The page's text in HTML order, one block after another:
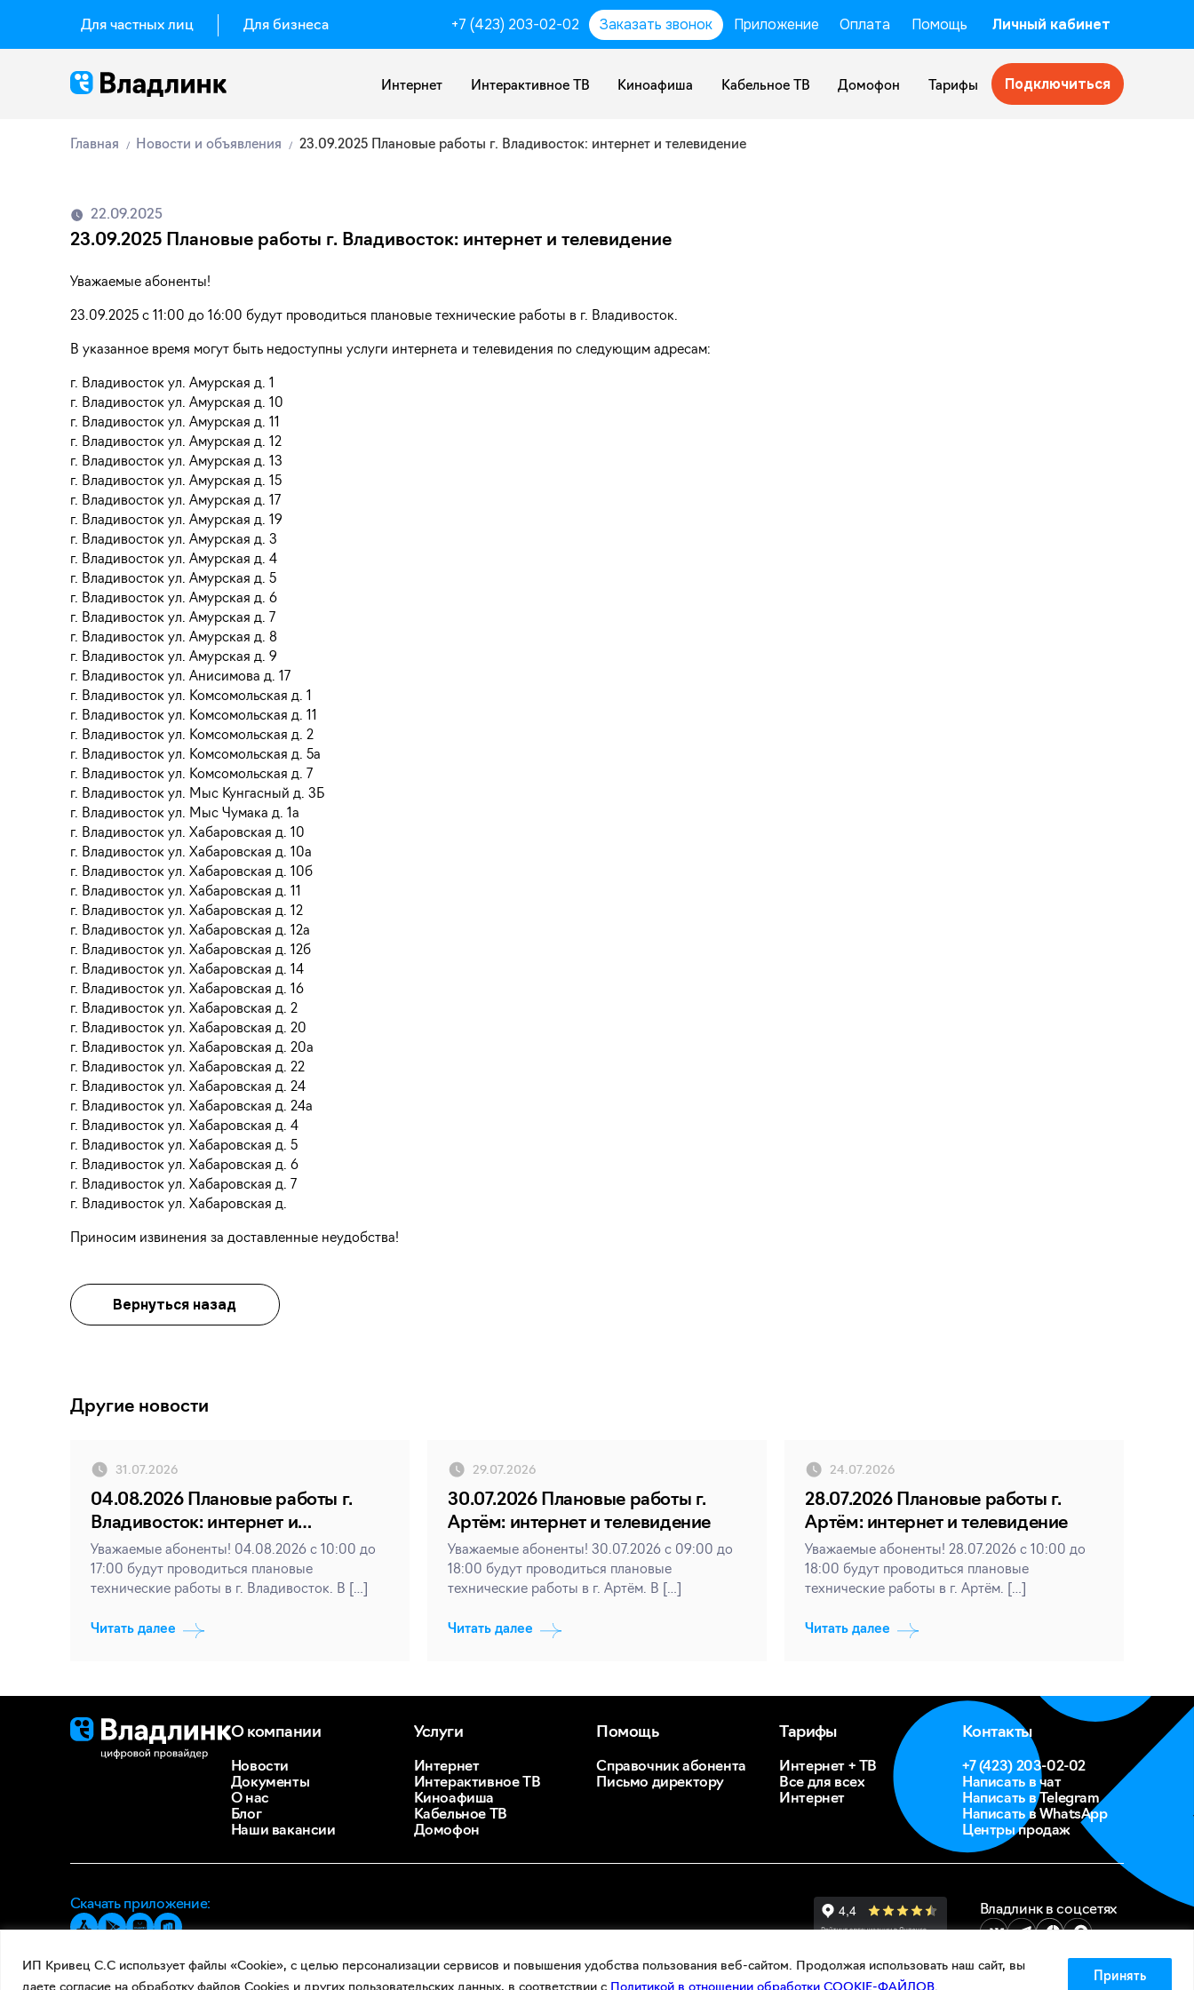
ИП Кривец С.С использует файлы «Cookie», с целью персонализации сервисов и повышения удобства пользования веб-сайтом. Продолжая использовать наш сайт, вы
даете согласие на обработку файлов Cookies и других пользовательских данных, в соответствии с Политикой в отношении обработки COOKIE-ФАЙЛОВ.
Принять
Для частных лиц Для бизнеса +7 (423) 203-02-02 Заказать звонок Приложение Оплата Помощь Личный кабинет
Интернет Интерактивное ТВ Киноафиша Кабельное ТВ Домофон Тарифы Подключиться
Главная Новости и объявления 23.09.2025 Плановые работы г. Владивосток: интернет и телевидение
22.09.2025
23.09.2025 Плановые работы г. Владивосток: интернет и телевидение
Уважаемые абоненты!
23.09.2025 с 11:00 до 16:00 будут проводиться плановые технические работы в г. Владивосток.
В указанное время могут быть недоступны услуги интернета и телевидения по следующим адресам:
г. Владивосток ул. Амурская д. 1
г. Владивосток ул. Амурская д. 10
г. Владивосток ул. Амурская д. 11
г. Владивосток ул. Амурская д. 12
г. Владивосток ул. Амурская д. 13
г. Владивосток ул. Амурская д. 15
г. Владивосток ул. Амурская д. 17
г. Владивосток ул. Амурская д. 19
г. Владивосток ул. Амурская д. 3
г. Владивосток ул. Амурская д. 4
г. Владивосток ул. Амурская д. 5
г. Владивосток ул. Амурская д. 6
г. Владивосток ул. Амурская д. 7
г. Владивосток ул. Амурская д. 8
г. Владивосток ул. Амурская д. 9
г. Владивосток ул. Анисимова д. 17
г. Владивосток ул. Комсомольская д. 1
г. Владивосток ул. Комсомольская д. 11
г. Владивосток ул. Комсомольская д. 2
г. Владивосток ул. Комсомольская д. 5а
г. Владивосток ул. Комсомольская д. 7
г. Владивосток ул. Мыс Кунгасный д. 3Б
г. Владивосток ул. Мыс Чумака д. 1а
г. Владивосток ул. Хабаровская д. 10
г. Владивосток ул. Хабаровская д. 10а
г. Владивосток ул. Хабаровская д. 10б
г. Владивосток ул. Хабаровская д. 11
г. Владивосток ул. Хабаровская д. 12
г. Владивосток ул. Хабаровская д. 12а
г. Владивосток ул. Хабаровская д. 12б
г. Владивосток ул. Хабаровская д. 14
г. Владивосток ул. Хабаровская д. 16
г. Владивосток ул. Хабаровская д. 2
г. Владивосток ул. Хабаровская д. 20
г. Владивосток ул. Хабаровская д. 20а
г. Владивосток ул. Хабаровская д. 22
г. Владивосток ул. Хабаровская д. 24
г. Владивосток ул. Хабаровская д. 24а
г. Владивосток ул. Хабаровская д. 4
г. Владивосток ул. Хабаровская д. 5
г. Владивосток ул. Хабаровская д. 6
г. Владивосток ул. Хабаровская д. 7
г. Владивосток ул. Хабаровская д.
Приносим извинения за доставленные неудобства!
Вернуться назад
Другие новости
31.07.2026
04.08.2026 Плановые работы г.
Владивосток: интернет и
телевидение
Уважаемые абоненты! 04.08.2026 с 10:00 до
17:00 будут проводиться плановые
технические работы в г. Владивосток. В […]
Читать далее
29.07.2026
30.07.2026 Плановые работы г.
Артём: интернет и телевидение
Уважаемые абоненты! 30.07.2026 с 09:00 до
18:00 будут проводиться плановые
технические работы в г. Артём. В […]
Читать далее
24.07.2026
28.07.2026 Плановые работы г.
Артём: интернет и телевидение
Уважаемые абоненты! 28.07.2026 с 10:00 до
18:00 будут проводиться плановые
технические работы в г. Артём. […]
Читать далее
О компании
Новости
Документы
О нас
Блог
Наши вакансии
Услуги
Интернет
Интерактивное ТВ
Киноафиша
Кабельное ТВ
Домофон
Помощь
Справочник абонента
Письмо директору
Тарифы
Интернет + ТВ
Все для всех
Интернет
Контакты
+7 (423) 203-02-02
Написать в чат
Написать в Telegram
Написать в WhatsApp
Центры продаж
Скачать приложение: Владлинк в соцсетях